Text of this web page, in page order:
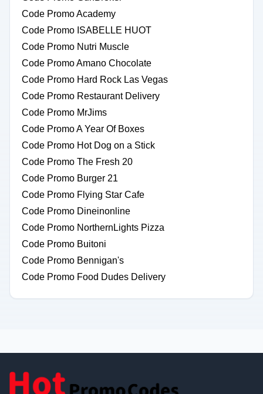
Code Promo Academy
Code Promo ISABELLE HUOT
Code Promo Nutri Muscle
Code Promo Amano Chocolate
Code Promo Hard Rock Las Vegas
Code Promo Restaurant Delivery
Code Promo MrJims
Code Promo A Year Of Boxes
Code Promo Hot Dog on a Stick
Code Promo The Fresh 20
Code Promo Burger 21
Code Promo Flying Star Cafe
Code Promo Dineinonline
Code Promo NorthernLights Pizza
Code Promo Buitoni
Code Promo Bennigan's
Code Promo Food Dudes Delivery